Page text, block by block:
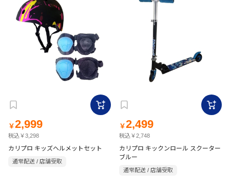
￥2,999
税込￥3,298
カリプロ キッズヘルメットセット
通常配送 / 店舗受取
￥2,499
税込￥2,748
カリプロ キックンロール スクーター
ブルー
通常配送 / 店舗受取